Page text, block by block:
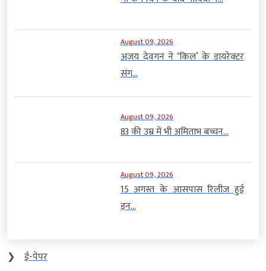
August 09, 2026
अजय देवगन ने ‘किल’ के डायरेक्टर
संग...
August 09, 2026
83 की उम्र में भी अमिताभ बच्चन...
August 09, 2026
15 अगस्त के आसपास रिलीज हुई
इन...
❯
ई-पेपर